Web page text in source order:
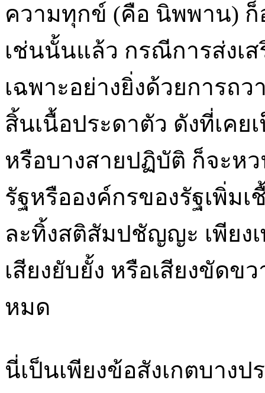
ความทุกข์ (คือ นิพพาน) ก็
เช่นนั้นแล้ว กรณีการส่งเ
เฉพาะอย่างยิ่งด้วยการถ
สิ้นเนื้อประดาตัว ดังที่เค
หรือบางสายปฏิบัติ ก็จะห
รัฐหรือองค์กรของรัฐเพิ่ม
ละทิ้งสติสัมปชัญญะ เพียง
เสียงยับยั้ง หรือเสียงขัดข
หมด
นี่เป็นเพียงข้อสังเกตบาง